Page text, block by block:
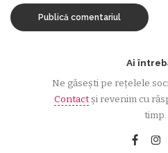
Ai
Ne găsești pe rețelele
Contactși revenim cu
timp.